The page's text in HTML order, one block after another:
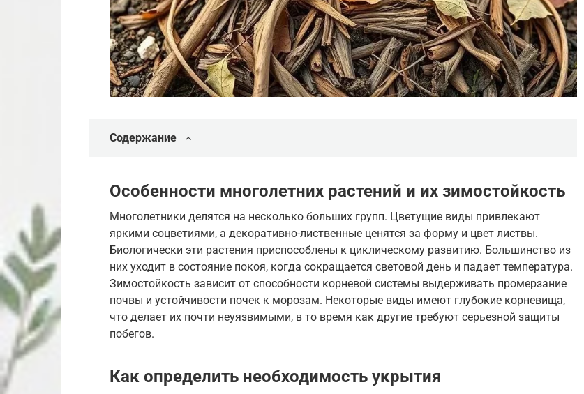
Содержание
Особенности многолетних растений и их зимостойкость
Многолетники делятся на несколько больших групп. Цветущие виды привлекают
яркими соцветиями, а декоративно-лиственные ценятся за форму и цвет листвы.
Биологически эти растения приспособлены к циклическому развитию. Большинство из
них уходит в состояние покоя, когда сокращается световой день и падает температура.
Зимостойкость зависит от способности корневой системы выдерживать промерзание
почвы и устойчивости почек к морозам. Некоторые виды имеют глубокие корневища,
что делает их почти неуязвимыми, в то время как другие требуют серьезной защиты
побегов.
Как определить необходимость укрытия